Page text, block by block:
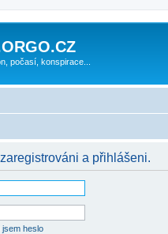
počasí, konspirace...
a přihlášeni.
jsem heslo